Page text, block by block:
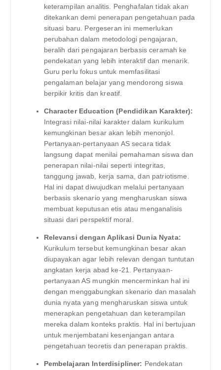
keterampilan analitis. Penghafalan tidak akan
ditekankan demi penerapan pengetahuan pada
situasi baru. Pergeseran ini memerlukan
perubahan dalam metodologi pengajaran,
beralih dari pengajaran berbasis ceramah ke
pendekatan yang lebih interaktif dan menarik.
Guru perlu fokus untuk memfasilitasi
pengalaman belajar yang mendorong siswa
berpikir kritis dan kreatif.
Character Education (Pendidikan Karakter):
Integrasi nilai-nilai karakter dalam kurikulum
kemungkinan besar akan lebih menonjol.
Pertanyaan-pertanyaan AS secara tidak
langsung dapat menilai pemahaman siswa dan
penerapan nilai-nilai seperti integritas,
tanggung jawab, kerja sama, dan patriotisme.
Hal ini dapat diwujudkan melalui pertanyaan
berbasis skenario yang mengharuskan siswa
membuat keputusan etis atau menganalisis
situasi dari perspektif moral.
Relevansi dengan Aplikasi Dunia Nyata:
Kurikulum tersebut kemungkinan besar akan
diupayakan agar lebih relevan dengan tuntutan
angkatan kerja abad ke-21. Pertanyaan-
pertanyaan AS mungkin mencerminkan hal ini
dengan menggabungkan skenario dan masalah
dunia nyata yang mengharuskan siswa untuk
menerapkan pengetahuan dan keterampilan
mereka dalam konteks praktis. Hal ini bertujuan
untuk menjembatani kesenjangan antara
pengetahuan teoretis dan penerapan praktis.
Pembelajaran Interdisipliner: Pendekatan